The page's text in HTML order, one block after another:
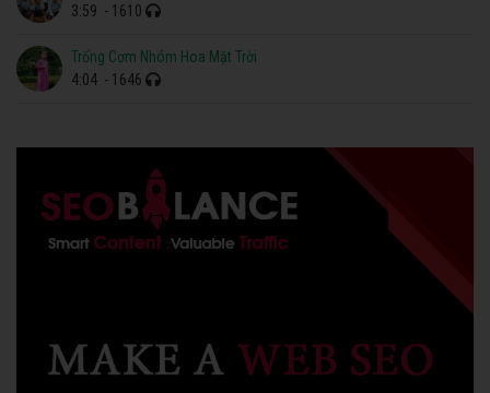
3:59 - 1610
Trống Cơm Nhóm Hoa Mặt Trời
4:04 - 1646